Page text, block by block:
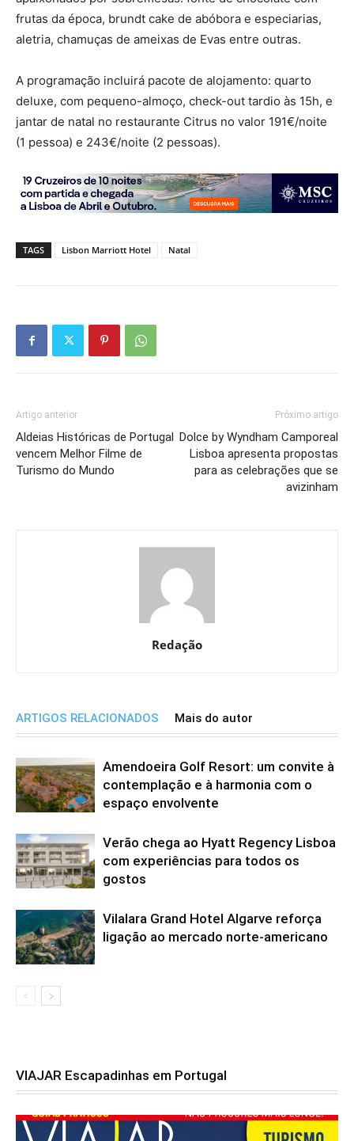
frutas da época, brundt cake de abóbora e especiarias,
aletria, chamuças de ameixas de Evas entre outras.
A programação incluirá pacote de alojamento: quarto
deluxe, com pequeno-almoço, check-out tardio às 15h, e
jantar de natal no restaurante Citrus no valor 191€/noite
(1 pessoa) e 243€/noite (2 pessoas).
TAGS Lisbon Marriott Hotel Natal
Artigo anterior
Aldeias Históricas de Portugal
vencem Melhor Filme de
Turismo do Mundo
Próximo artigo
Dolce by Wyndham Camporeal
Lisboa apresenta propostas
para as celebrações que se
avizinham
Redação
ARTIGOS RELACIONADOS Mais do autor
Amendoeira Golf Resort: um convite à
contemplação e à harmonia com o
espaço envolvente
Verão chega ao Hyatt Regency Lisboa
com experiências para todos os
gostos
Vilalara Grand Hotel Algarve reforça
ligação ao mercado norte-americano
VIAJAR Escapadinhas em Portugal